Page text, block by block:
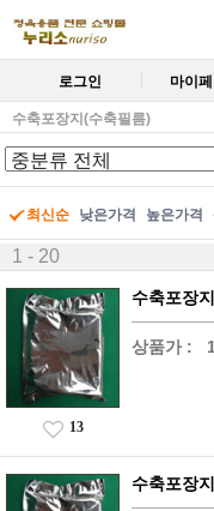
로그인 마이
수축포장지(수축필름)
최신순 낮은가격 높은가격
1 - 20
수축포장
상품가 :
13
수축포장